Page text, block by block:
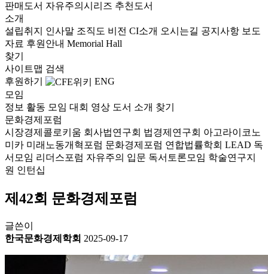
판매도서 자유주의시리즈 추천도서
소개
설립취지 인사말 조직도 비전 CI소개 오시는길 공지사항 보도
자료 후원안내 Memorial Hall
찾기
사이트맵 검색
후원하기
ENG
모임
정보 활동 모임 대회 영상 도서 소개 찾기
문화경제포럼
시장경제콜로키움 회사법연구회 법경제연구회 아고라이코노
미카 미래노동개혁포럼 문화경제포럼 연합법률학회 LEAD 독
서모임 리더스포럼 자유주의 입문 독서토론모임 학술연구지
원 인턴십
제42회 문화경제포럼
글쓴이
한국문화경제학회 2025-09-17